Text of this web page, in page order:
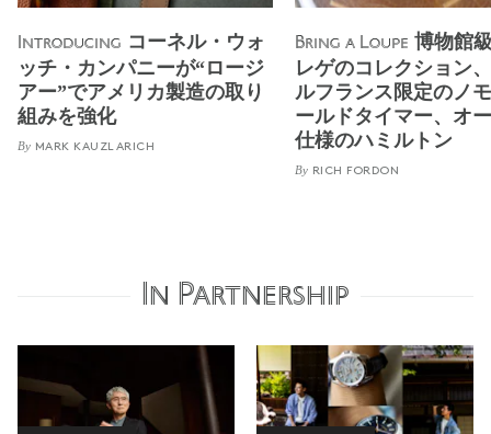
Introducing コーネル・ウォ
ッチ・カンパニーが“ロージ
アー”でアメリカ製造の取り
組みを強化
By MARK KAUZLARICH
Bring a Loupe 博物館
レゲのコレクション
ルフランス限定のノ
ールドタイマー、オ
仕様のハミルトン
By RICH FORDON
In Partnership